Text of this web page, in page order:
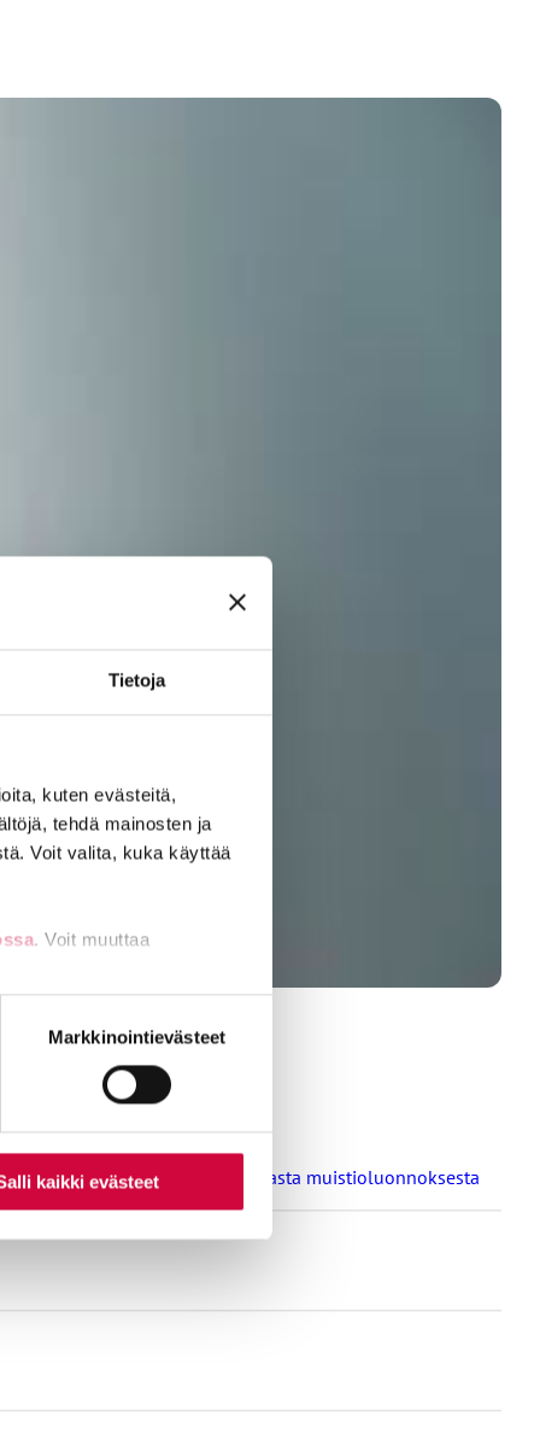
Tietoja
kuten evästeitä,
tehdä mainosten ja
Voit valita, kuka käyttää
. Voit muuttaa
tai
Markkinointievästeet
kaikki evästeetloma-aikoja koskevasta muistioluonnoksesta